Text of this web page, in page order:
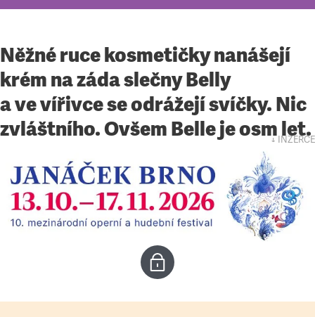
Něžné ruce kosmetičky nanášejí
krém na záda slečny Belly
a ve vířivce se odrážejí svíčky. Nic
zvláštního. Ovšem Belle je osm let.
↓ INZERCE